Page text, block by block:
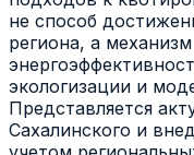
не способ
региона, а
экологизации и
Представляется
Сахалинского и